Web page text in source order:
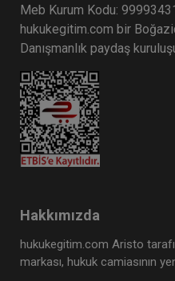
Meb Kurum Kodu: 99993431
hukukegitim.com bir
Danışmanlık paydaş
Hakkımızda
hukukegitim.com Aristo
markası, hukuk camiasının